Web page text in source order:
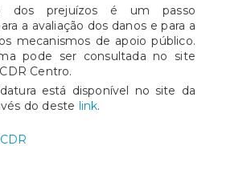
dos prejuízos é um passo
a avaliação dos danos e para a
mecanismos de apoio público.
pode ser consultada no site
Centro.
está disponível no site da
do deste link.